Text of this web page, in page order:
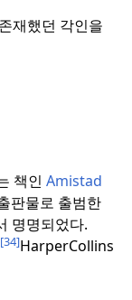
재했던 각인을
책인 Amistad
판물로 출범한
명명되었다.
[34]HarperCollins